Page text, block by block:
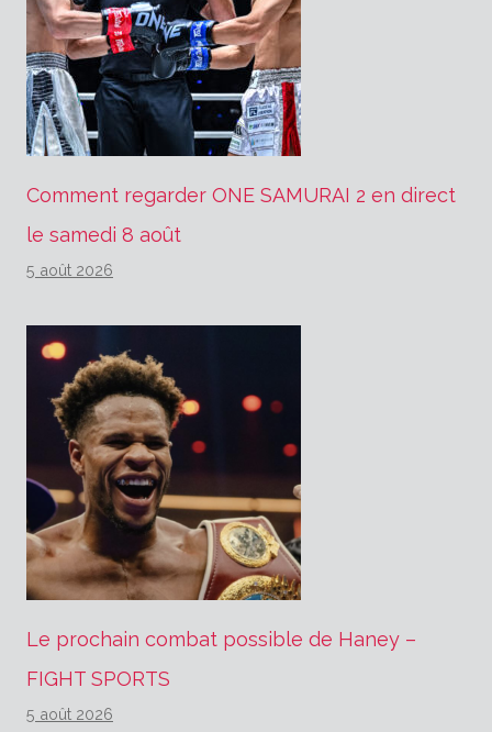
Comment regarder ONE SAMURAI 2 en direct
le samedi 8 août
5 août 2026
Le prochain combat possible de Haney –
FIGHT SPORTS
5 août 2026